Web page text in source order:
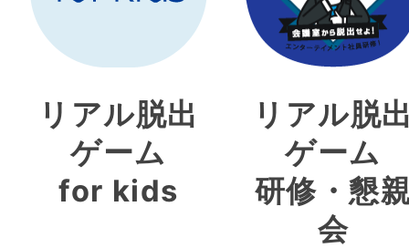
リアル脱出
ゲーム
for kids
リアル脱
ゲーム
研修・懇
会